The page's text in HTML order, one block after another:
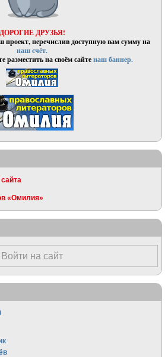
ДОРОГИЕ ДРУЗЬЯ!
перечислив доступную вам сумму на
наш счёт.
разместить на своём сайтенаш баннер.
«Омилия»
Войти на сайт